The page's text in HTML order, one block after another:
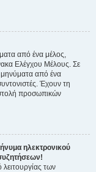
από ένα μέλος,
Ελέγχου Μέλους. Σε
από ένα
Έχουν τη
προσωπικών
ηλεκτρονικού
των